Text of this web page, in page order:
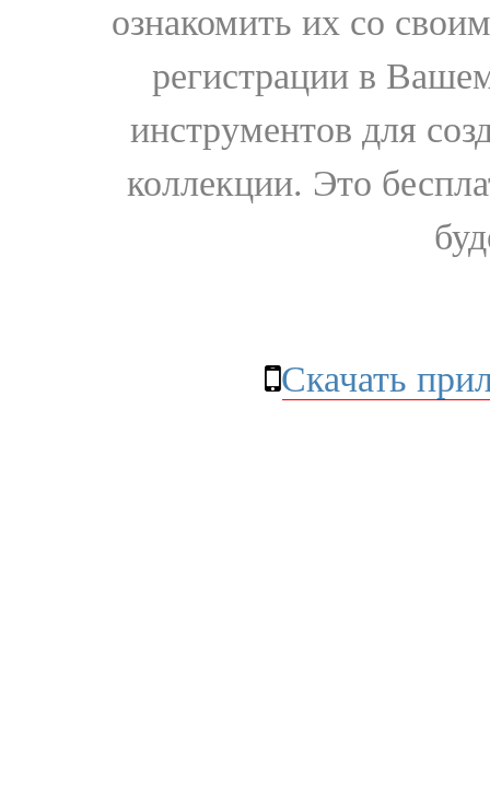
ознакомить их со
регистрации в
инструментов для
коллекции. Это
Скачать